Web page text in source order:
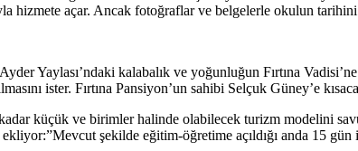
hizmete açar. Ancak fotoğraflar ve belgelerle okulun
Yaylası’ndaki kalabalık ve yoğunluğun Fırtına
ister. Fırtına Pansiyon’un sahibi Selçuk Güney’e
küçük ve birimler halinde olabilecek turizm modelini
şekilde eğitim-öğretime açıldığı anda 15